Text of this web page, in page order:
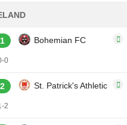
Bohemian FC
0
St. Patrick's Athletic
2